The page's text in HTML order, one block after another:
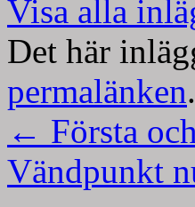
Visa alla
Det här
permalänken.
← Första
Vändpunkt